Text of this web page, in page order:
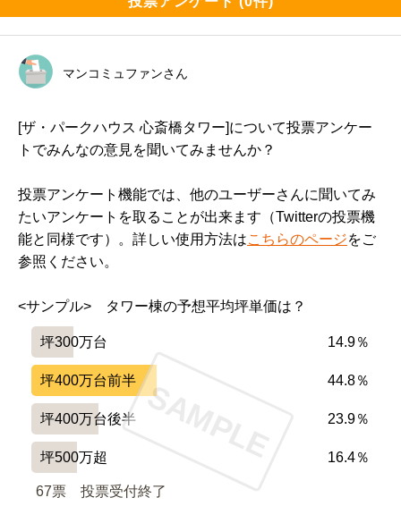
マンションから商店街は徒歩1分かからないので暑い
ネックは価格でしょうか…
販売しても抽選になっていたので、本物件も結構強気で
す。
（もはや東京価格）
とは言え、低層階の部屋は周辺の中古タワマン・新築タ
ワマンと比較しても安い部屋はありますので、投資購入
まだ要望の入り具合などはわかりませんが、蓋を開けた
パークタワー大阪堂島浜も大幅値上げしても10倍を超え
ている部屋もありますので、大阪市内のタワマン1期1次
の購入は是非前向きに検討いただきたいです。
https://www.sumu-lab.com/archives/...
マンコミュファンさん
[ザ・パークハウス 心斎橋タワー]について投票アンケー
トでみんなの意見を聞いてみませんか？
投票アンケート機能では、他のユーザーさんに聞いてみ
たいアンケートを取ることが出来ます（Twitterの投票機
能と同様です）。詳しい使用方法はこちらのページをご
参照ください。
<サンプル>　タワー棟の予想平均坪単価は？
坪300万台 14.9％
坪400万台前半 44.8％
坪400万台後半 23.9％
坪500万超 16.4％
67票 投票受付終了
SAMPLE